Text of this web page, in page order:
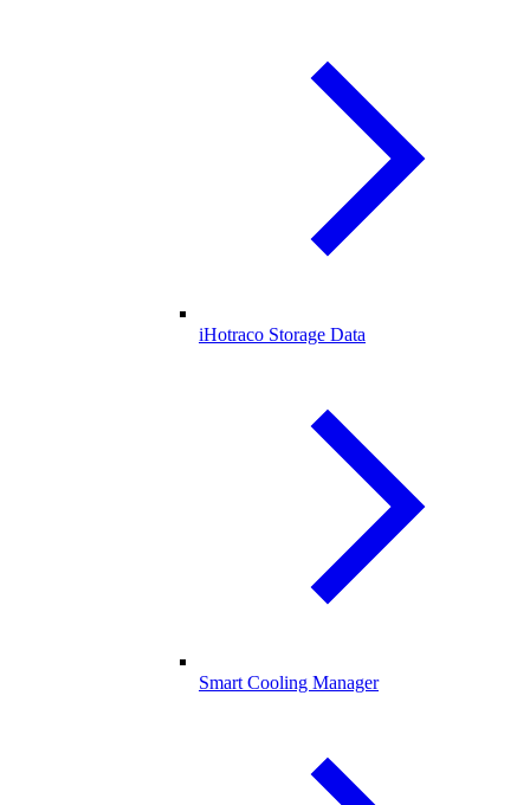
iHotraco Storage Data
Smart Cooling Manager